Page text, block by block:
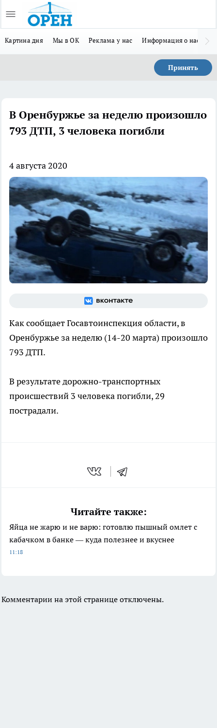
Картина дня Мы в ОК Реклама у нас Информация о нас
Принять
В Оренбуржье за неделю произошло
793 ДТП, 3 человека погибли
4 августа 2020
Как сообщает Госавтоинспекция области, в
Оренбуржье за неделю (14-20 марта) произошло
793 ДТП.
В результате дорожно-транспортных
происшествий 3 человека погибли, 29
пострадали.
Читайте также:
Яйца не жарю и не варю: готовлю пышный омлет с
кабачком в банке — куда полезнее и вкуснее
11:18
Комментарии на этой странице отключены.